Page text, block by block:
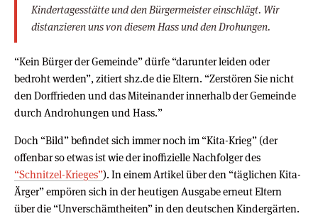
Kindertagesstätte und den Bürgermeister einschlägt. Wir
distanzieren uns von diesem Hass und den Drohungen.
“Kein Bürger der Gemeinde” dürfe “darunter leiden oder
bedroht werden”, zitiert shz.de die Eltern. “Zerstören Sie nicht
den Dorffrieden und das Miteinander innerhalb der Gemeinde
durch Androhungen und Hass.”
Doch “Bild” befindet sich immer noch im “Kita-Krieg” (der
offenbar so etwas ist wie der inoffizielle Nachfolger des
“Schnitzel-Krieges”). In einem Artikel über den “täglichen Kita-
Ärger” empören sich in der heutigen Ausgabe erneut Eltern
über die “Unverschämtheiten” in den deutschen Kindergärten.